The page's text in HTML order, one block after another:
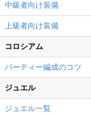
中級者向け装備
上級者向け装備
コロシアム
パーティー編成のコツ
ジュエル
ジュエル一覧